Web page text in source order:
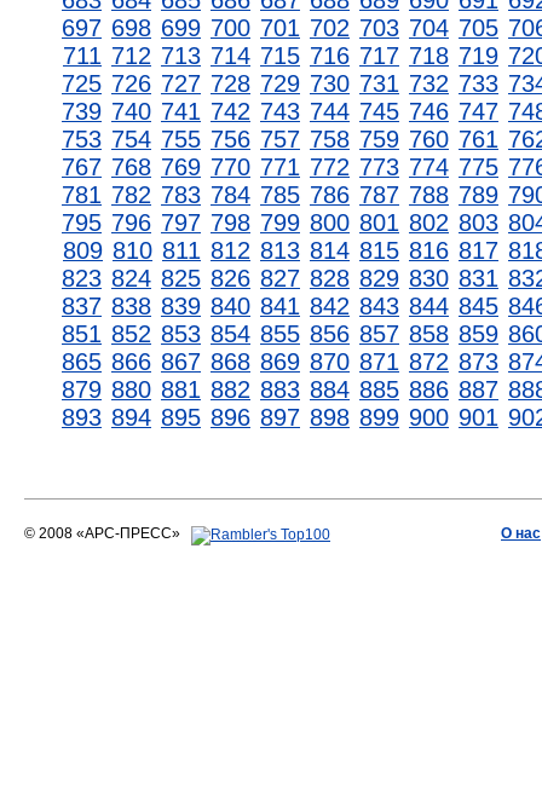
697 698 699 700 701 702 703 704 705
711 712 713 714 715 716 717 718 719
725 726 727 728 729 730 731 732 733
739 740 741 742 743 744 745 746 747
753 754 755 756 757 758 759 760 761
767 768 769 770 771 772 773 774 775
781 782 783 784 785 786 787 788 789
795 796 797 798 799 800 801 802 803
809 810 811 812 813 814 815 816 817
823 824 825 826 827 828 829 830 831
837 838 839 840 841 842 843 844 845
851 852 853 854 855 856 857 858 859
865 866 867 868 869 870 871 872 873
879 880 881 882 883 884 885 886 887
893 894 895 896 897 898 899 900 901
© 2008 «АРС-ПРЕСС» О нас